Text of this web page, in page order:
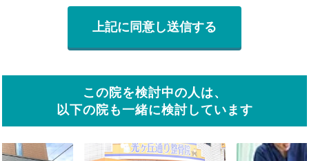
この院を検討中の人は、
以下の院も一緒に検討しています